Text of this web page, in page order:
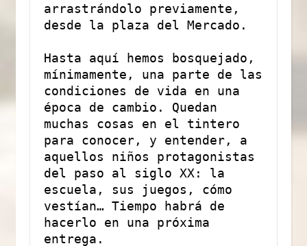
arrastrándolo previamente,
desde la plaza del Mercado.
Hasta aquí hemos bosquejado,
mínimamente, una parte de las
condiciones de vida en una
época de cambio. Quedan
muchas cosas en el tintero
para conocer, y entender, a
aquellos niños protagonistas
del paso al siglo XX: la
escuela, sus juegos, cómo
vestían… Tiempo habrá de
hacerlo en una próxima
entrega.